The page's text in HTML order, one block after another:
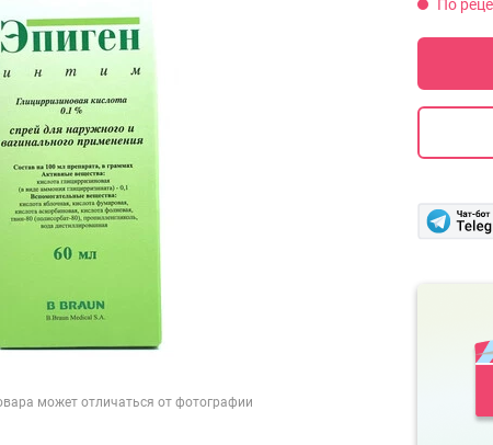
может отличаться от фотографии
По